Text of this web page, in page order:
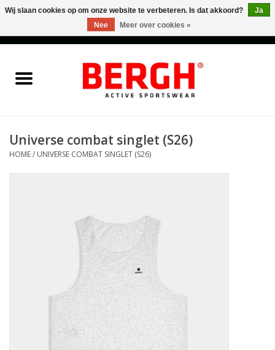
Universe combat singlet (S26)
HOME/ UNIVERSE COMBAT SINGLET (S26)
Wij slaan cookies op om onze website te verbeteren. Is dat akkoord?
Ja
Nee
Meer over cookies »